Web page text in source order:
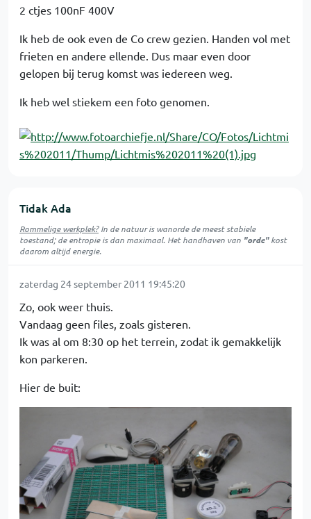
2 ctjes 100nF 400V
Ik heb de ook even de Co crew gezien. Handen vol met
frieten en andere ellende. Dus maar even door
gelopen bij terug komst was iedereen weg.
Ik heb wel stiekem een foto genomen.
Tidak Ada
Rommelige werkplek?In de natuur iswanordede meest stabiele
toestand; de entropie is dan maximaal. Het handhaven van "orde"kost
daarom altijd energie.
zaterdag 24 september 2011 19:45:20
Zo, ook weer thuis.
Vandaag geen files, zoals gisteren.
Ik was al om 8:30 op het terrein, zodat ik gemakkelijk
kon parkeren.
Hier de buit: